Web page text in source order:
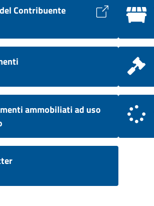
Contribuente
ammobiliati ad uso